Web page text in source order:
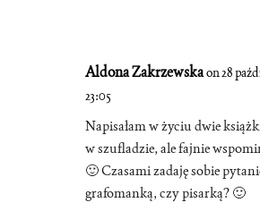
Aldona Zakrzewskaon 28
23:05
Napisałam w życiu dwie
w szufladzie, ale fajnie
🙂 Czasami zadaję sobie
grafomanką, czy pisarką? 🙂